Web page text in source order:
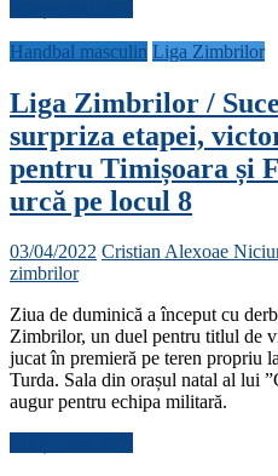
Handbal masculin Liga Zimbrilor
Liga Zimbrilor /
surpriza etapei,
pentru Timișoara și
urcă pe locul 8
03/04/2022 Cristian Alexoae
zimbrilor
Ziua de duminică a început cu
Zimbrilor, un duel pentru titlul de
jucat în premieră pe teren propriu
Turda. Sala din orașul natal al lui
augur pentru echipa militară.